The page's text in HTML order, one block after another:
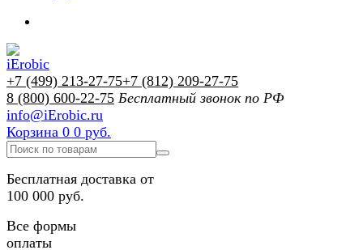
+7 (499) 213-27-75+7 (812) 209-27-75
8 (800) 600-22-75 Бесплатный звонок по РФ
info@iErobic.ru
Корзина 0 0 руб.
Бесплатная доставка от
100 000 руб.
Все формы
оплаты